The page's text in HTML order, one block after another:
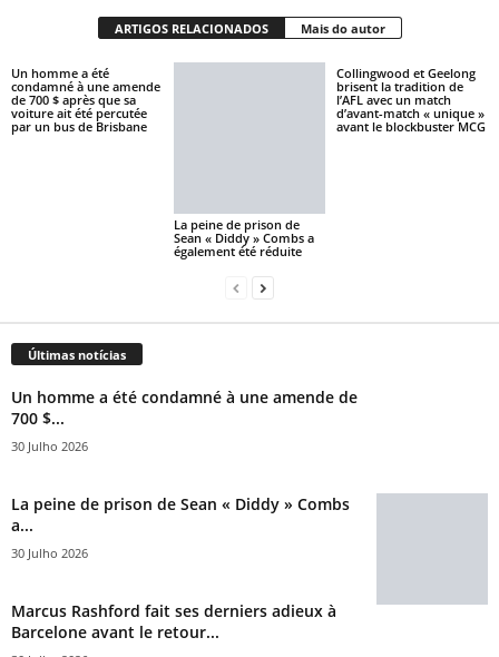
ARTIGOS RELACIONADOS Mais do autor
Un homme a été
condamné à une amende
de 700 $ après que sa
voiture ait été percutée
par un bus de Brisbane
La peine de prison de
Sean « Diddy » Combs a
également été réduite
Collingwood et Geelong
brisent la tradition de
l’AFL avec un match
d’avant-match « unique »
avant le blockbuster MCG
Últimas notícias
Un homme a été condamné à une amende de
700 $...
30 Julho 2026
La peine de prison de Sean « Diddy » Combs
a...
30 Julho 2026
Marcus Rashford fait ses derniers adieux à
Barcelone avant le retour...